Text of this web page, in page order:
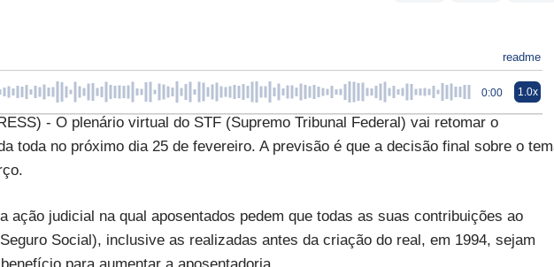
readme
0:00 1.0x
- O plenário virtual do STF (Supremo Tribunal Federal) vai retomar o
toda no próximo dia 25 de fevereiro. A previsão é que a decisão final sobre o
ação judicial na qual aposentados pedem que todas as suas contribuições ao
Social), inclusive as realizadas antes da criação do real, em 1994, sejam